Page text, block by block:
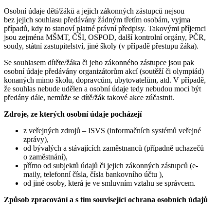
Osobní údaje dětí/žáků a jejich zákonných zástupců nejsou
bez jejich souhlasu předávány žádným třetím osobám, vyjma
případů, kdy to stanoví platné právní předpisy. Takovými příjemci
jsou zejména MŠMT, ČŠI, OSPOD, další kontrolní orgány, PČR,
soudy, státní zastupitelství, jiné školy (v případě přestupu žáka).
Se souhlasem dítěte/žáka či jeho zákonného zástupce jsou pak
osobní údaje předávány organizátorům akcí (soutěží či olympiád)
konaných mimo školu, dopravcům, ubytovatelům, atd. V případě,
že souhlas nebude udělen a osobní údaje tedy nebudou moci být
předány dále, nemůže se dítě/žák takové akce zúčastnit.
Zdroje, ze kterých osobní údaje pocházejí
z veřejných zdrojů – ISVS (informačních systémů veřejné
zprávy),
od bývalých a stávajících zaměstnanců (případně uchazečů
o zaměstnání),
přímo od subjektů údajů či jejich zákonných zástupců (e-
maily, telefonní čísla, čísla bankovního účtu ),
od jiné osoby, která je ve smluvním vztahu se správcem.
Způsob zpracování a s tím související ochrana osobních údajů